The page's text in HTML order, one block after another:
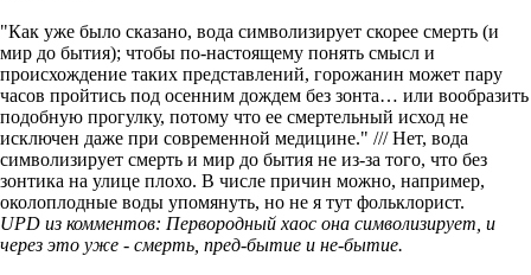
"Как уже было сказано, вода символизирует скорее смерть (и
мир до бытия); чтобы по-настоящему понять смысл и
происхождение таких представлений, горожанин может пару
часов пройтись под осенним дождем без зонта… или вообразить
подобную прогулку, потому что ее смертельный исход не
исключен даже при современной медицине." /// Нет, вода
символизирует смерть и мир до бытия не из-за того, что без
зонтика на улице плохо. В числе причин можно, например,
околоплодные воды упомянуть, но не я тут фольклорист.
UPD из комментов: Первородный хаос она символизирует, и
через это уже - смерть, пред-бытие и не-бытие.